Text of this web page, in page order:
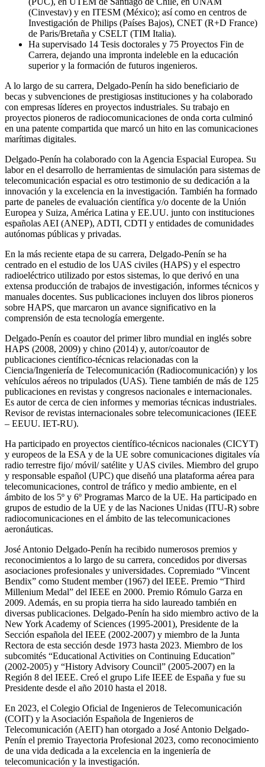
(Cinvestav) y en ITESM (México); así como en centros de
Investigación de Philips (Países Bajos), CNET (R+D France)
de Paris/Bretaña y CSELT (TIM Italia).
Ha supervisado 14 Tesis doctorales y 75 Proyectos Fin de
Carrera, dejando una impronta indeleble en la educación
superior y la formación de futuros ingenieros.
A lo largo de su carrera, Delgado-Penín ha sido beneficiario de
becas y subvenciones de prestigiosas instituciones y ha colaborado
con empresas líderes en proyectos industriales. Su trabajo en
proyectos pioneros de radiocomunicaciones de onda corta culminó
en una patente compartida que marcó un hito en las comunicaciones
marítimas digitales.
Delgado-Penín ha colaborado con la Agencia Espacial Europea. Su
labor en el desarrollo de herramientas de simulación para sistemas de
telecomunicación espacial es otro testimonio de su dedicación a la
innovación y la excelencia en la investigación. También ha formado
parte de paneles de evaluación científica y/o docente de la Unión
Europea y Suiza, América Latina y EE.UU. junto con instituciones
españolas AEI (ANEP), ADTI, CDTI y entidades de comunidades
autónomas públicas y privadas.
En la más reciente etapa de su carrera, Delgado-Penín se ha
centrado en el estudio de los UAS civiles (HAPS) y el espectro
radioeléctrico utilizado por estos sistemas, lo que derivó en una
extensa producción de trabajos de investigación, informes técnicos y
manuales docentes. Sus publicaciones incluyen dos libros pioneros
sobre HAPS, que marcaron un avance significativo en la
comprensión de esta tecnología emergente.
Delgado-Penín es coautor del primer libro mundial en inglés sobre
HAPS (2008, 2009) y chino (2014) y, autor/coautor de
publicaciones científico-técnicas relacionadas con la
Ciencia/Ingeniería de Telecomunicación (Radiocomunicación) y los
vehículos aéreos no tripulados (UAS). Tiene también de más de 125
publicaciones en revistas y congresos nacionales e internacionales.
Es autor de cerca de cien informes y memorias técnicas industriales.
Revisor de revistas internacionales sobre telecomunicaciones (IEEE
– EEUU. IET-RU).
Ha participado en proyectos científico-técnicos nacionales (CICYT)
y europeos de la ESA y de la UE sobre comunicaciones digitales vía
radio terrestre fijo/ móvil/ satélite y UAS civiles. Miembro del grupo
y responsable español (UPC) que diseñó una plataforma aérea para
telecomunicaciones, control de tráfico y medio ambiente, en el
ámbito de los 5º y 6º Programas Marco de la UE. Ha participado en
grupos de estudio de la UE y de las Naciones Unidas (ITU-R) sobre
radiocomunicaciones en el ámbito de las telecomunicaciones
aeronáuticas.
José Antonio Delgado-Penín ha recibido numerosos premios y
reconocimientos a lo largo de su carrera, concedidos por diversas
asociaciones profesionales y universidades. Copremiado “Vincent
Bendix” como Student member (1967) del IEEE. Premio “Third
Millenium Medal” del IEEE en 2000. Premio Rómulo Garza en
2009. Además, en su propia tierra ha sido laureado también en
diversas publicaciones. Delgado-Penín ha sido miembro activo de la
New York Academy of Sciences (1995-2001), Presidente de la
Sección española del IEEE (2002-2007) y miembro de la Junta
Rectora de esta sección desde 1973 hasta 2023. Miembro de los
subcomités “Educational Activities on Continuing Education”
(2002-2005) y “History Advisory Council” (2005-2007) en la
Región 8 del IEEE. Creó el grupo Life IEEE de España y fue su
Presidente desde el año 2010 hasta el 2018.
En 2023, el Colegio Oficial de Ingenieros de Telecomunicación
(COIT) y la Asociación Española de Ingenieros de
Telecomunicación (AEIT) han otorgado a José Antonio Delgado-
Penín el premio Trayectoria Profesional 2023, como reconocimiento
de una vida dedicada a la excelencia en la ingeniería de
telecomunicación y la investigación.